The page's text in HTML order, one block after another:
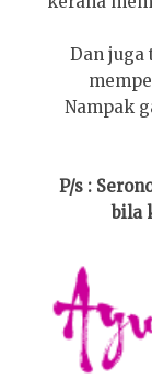
Dan juga
Nampak
P/s :
bila